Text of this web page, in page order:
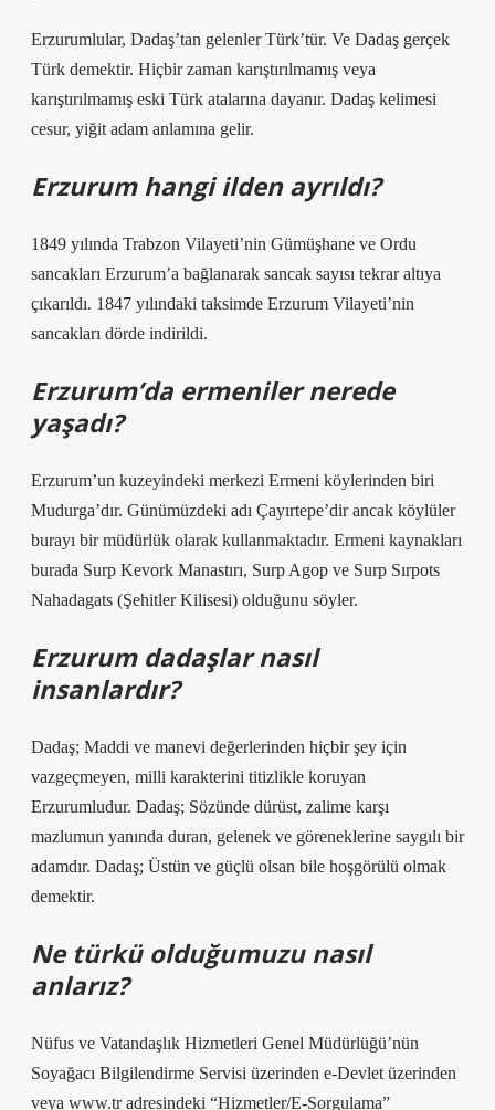
Erzurumlular, Dadaş’tan gelenler Türk’tür. Ve Dadaş gerçek
Türk demektir. Hiçbir zaman karıştırılmamış veya
karıştırılmamış eski Türk atalarına dayanır. Dadaş kelimesi
cesur, yiğit adam anlamına gelir.
Erzurum hangi ilden ayrıldı?
1849 yılında Trabzon Vilayeti’nin Gümüşhane ve Ordu
sancakları Erzurum’a bağlanarak sancak sayısı tekrar altıya
çıkarıldı. 1847 yılındaki taksimde Erzurum Vilayeti’nin
sancakları dörde indirildi.
Erzurum’da ermeniler nerede
yaşadı?
Erzurum’un kuzeyindeki merkezi Ermeni köylerinden biri
Mudurga’dır. Günümüzdeki adı Çayırtepe’dir ancak köylüler
burayı bir müdürlük olarak kullanmaktadır. Ermeni kaynakları
burada Surp Kevork Manastırı, Surp Agop ve Surp Sırpots
Nahadagats (Şehitler Kilisesi) olduğunu söyler.
Erzurum dadaşlar nasıl
insanlardır?
Dadaş; Maddi ve manevi değerlerinden hiçbir şey için
vazgeçmeyen, milli karakterini titizlikle koruyan
Erzurumludur. Dadaş; Sözünde dürüst, zalime karşı
mazlumun yanında duran, gelenek ve göreneklerine saygılı bir
adamdır. Dadaş; Üstün ve güçlü olsan bile hoşgörülü olmak
demektir.
Ne türkü olduğumuzu nasıl
anlarız?
Nüfus ve Vatandaşlık Hizmetleri Genel Müdürlüğü’nün
Soyağacı Bilgilendirme Servisi üzerinden e-Devlet üzerinden
veya www.tr adresindeki “Hizmetler/E-Sorgulama”